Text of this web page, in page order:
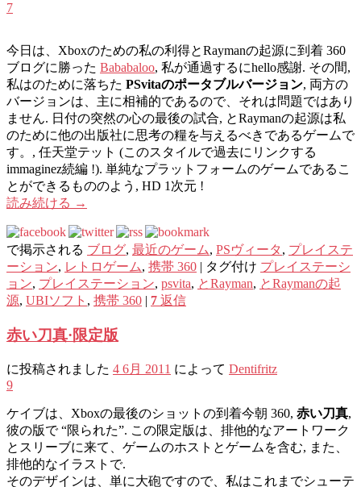
7
今日は、Xboxのための私の利得とRaymanの起源に到着 360
ブログに勝った Bababaloo, 私が通過するにhello感謝. その間,
私はのために落ちた PSvitaのポータブルバージョン, 両方の
バージョンは、主に相補的であるので、それは問題ではあり
ません. 日付の突然の心の最後の試合, とRaymanの起源は私
のために他の出版社に思考の糧を与えるべきであるゲームで
す。, 任天堂テット (このスタイルで過去にリンクする
immaginez続編 !). 単純なプラットフォームのゲームであるこ
とができるもののよう, HD 1次元 !
読み続ける →
で掲示される ブログ, 最近のゲーム, PSヴィータ , プレイステ
ーション, レトロゲーム, 携帯 360 | タグ付け プレイステーシ
ョン, プレイステーション, psvita, とRayman, とRaymanの起
源, UBIソフト , 携帯 360 | 7 返信
赤い刀真·限定版
に投稿されました 4 6月 2011 によって Dentifritz
9
ケイブは、Xboxの最後のショットの到着今朝 360, 赤い刀真,
彼の版で “限られた”. この限定版は、排他的なアートワーク
とスリーブに来て、ゲームのホストとゲームを含む, また、
排他的なイラストで.
そのデザインは、単に大砲ですので、私はこれまでシューテ